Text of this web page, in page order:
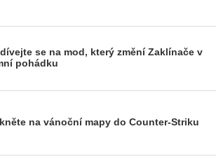
se na mod, který změní Zaklínače v
pohádku
na vánoční mapy do Counter-Striku